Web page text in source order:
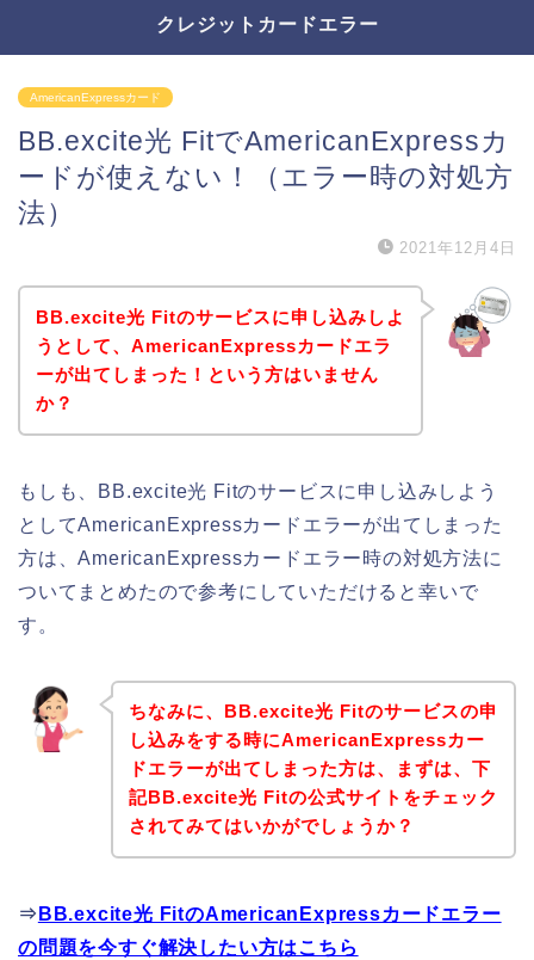
クレジットカードエラー
AmericanExpressカード
BB.excite光 FitでAmericanExpressカ
ードが使えない！（エラー時の対処方
法）
2021年12月4日
BB.excite光 Fitのサービスに申し込みしよ
うとして、AmericanExpressカードエラ
ーが出てしまった！という方はいません
か？
もしも、BB.excite光 Fitのサービスに申し込みしよう
としてAmericanExpressカードエラーが出てしまった
方は、AmericanExpressカードエラー時の対処方法に
ついてまとめたので参考にしていただけると幸いで
す。
ちなみに、BB.excite光 Fitのサービスの申
し込みをする時にAmericanExpressカー
ドエラーが出てしまった方は、まずは、下
記BB.excite光 Fitの公式サイトをチェック
されてみてはいかがでしょうか？
⇒ BB.excite光 FitのAmericanExpressカードエラー
の問題を今すぐ解決したい方はこちら